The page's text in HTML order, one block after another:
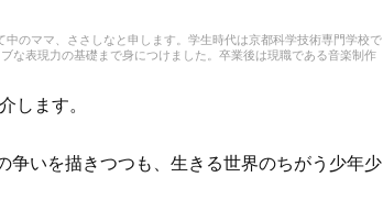
のママ、ささしなと申します。学生時代は京都科学技術専門学校で
な表現力の基礎まで身につけました。卒業後は現職である音楽制作
します。
争いを描きつつも、生きる世界のちがう少年少